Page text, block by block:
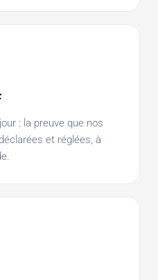
: la preuve que nos
et réglées, à